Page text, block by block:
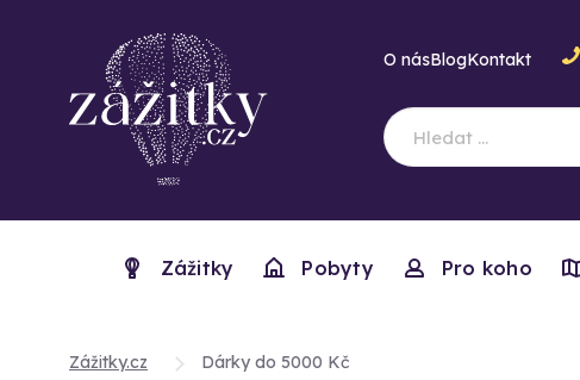
O násBlogKontakt
Zážitky Pobyty Pro koho
Zážitky.cz Dárky do 5000 Kč